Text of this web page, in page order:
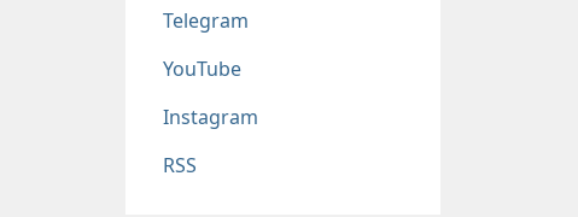
Telegram
YouTube
Instagram
RSS